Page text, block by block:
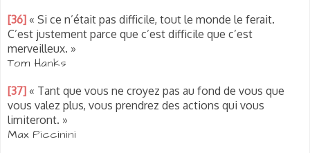
[36] « Si ce n’était pas difficile, tout le monde le ferait.
C’est justement parce que c’est difficile que c’est
merveilleux. »
Tom Hanks
[37] « Tant que vous ne croyez pas au fond de vous que
vous valez plus, vous prendrez des actions qui vous
limiteront. »
Max Piccinini